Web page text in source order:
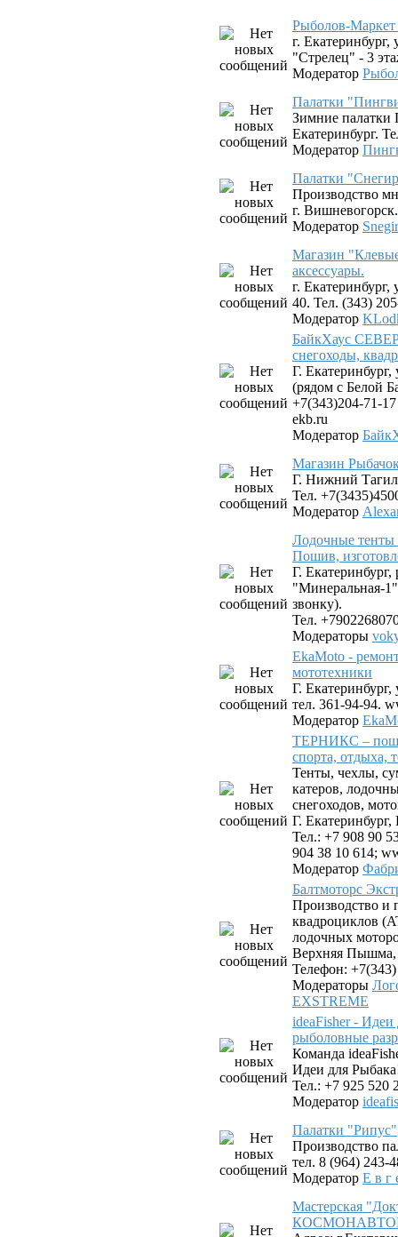
Рыболов-
г.
"Стрелец" - 3
Модератор
Палатки
Зимние палатки
Екатеринбург.
Модератор
Палатки
Производство
г.
Модератор
Магазин
аксессуары.
г.
40. Тел. (343)
Модератор
БайкХаус СЕВЕР
снегоходы,
Г.
(рядом с Белой
+7(343)204-71-
ekb.ru
Модератор
Магазин
Г. Нижний
Тел.
Модератор
Лодочные тенты
Пошив,
Г.
"Минеральная-
звонку).
Тел.
Модераторы
EkaMoto -
мототехники
Г.
тел. 361-94-94.
Модератор
ТЕРНИКС –
спорта, отдыха,
Тенты, чехлы,
катеров,
снегоходов,
Г.
Тел.: +7 908 90
904 38 10 614;
Модератор
Балтмоторс
Производство и
квадроциклов
лодочных
Верхняя Пышма,
Телефон:
Модераторы
EXSTREME
ideaFisher -
рыболовные
Команда
Идеи для
Тел.: +7 925 520
Модератор
Палатки "Рипус"
Производство
тел. 8 (964) 243-
Модератор Е в г
Мастерская
КОСМОНАВТОВ.